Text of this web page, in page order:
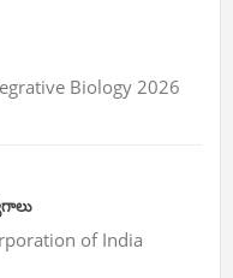
Biology 2026
of India